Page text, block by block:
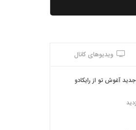
Amir Aria
تنم لرزید
ویدیوهای کانال
آغوش تو از رایکادو